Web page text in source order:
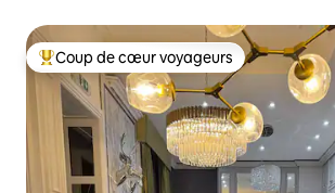
Coup de cœur voyageurs parmi les plus
Coup de cœur voyageurs